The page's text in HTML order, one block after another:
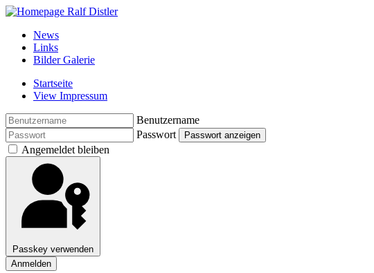
News
Links
Bilder Galerie
Startseite
View Impressum
Benutzername
Passwort
Passwort anzeigen
Angemeldet bleiben
Passkey verwenden
Anmelden